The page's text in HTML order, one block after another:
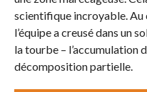
scientifique incroyable. Au
l’équipe a creusé dans un
la tourbe – l’accumulation
décomposition partielle.